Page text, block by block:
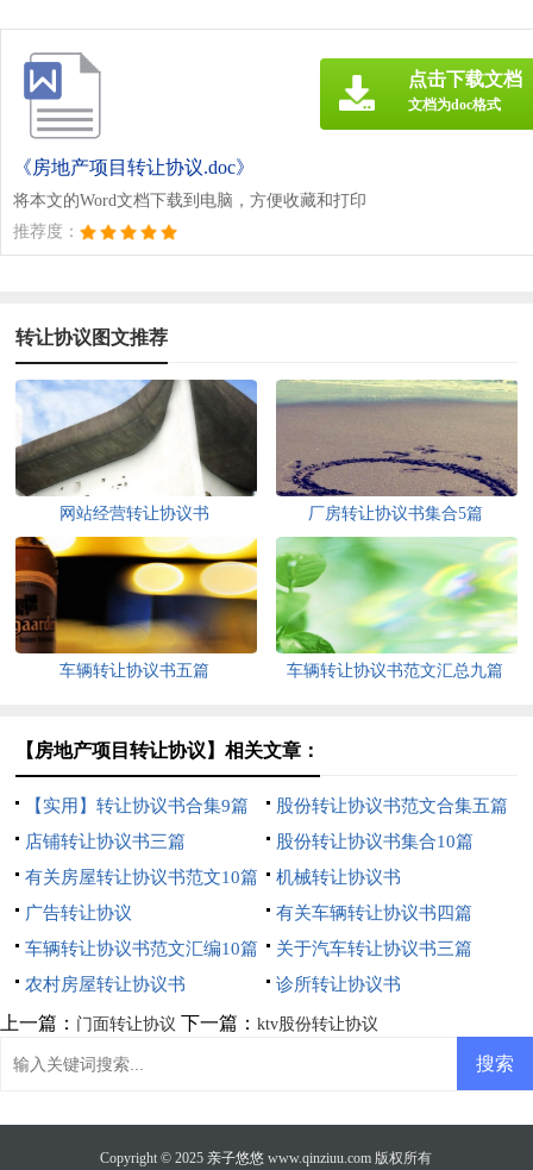
《房地产项目转让协议.doc》
将本文的Word文档下载到电脑，方便收藏和打印
推荐度：
点击下载文档
文档为doc格式
转让协议图文推荐
网站经营转让协议书 厂房转让协议书集合5篇
车辆转让协议书五篇 车辆转让协议书范文汇总九篇
【房地产项目转让协议】相关文章：
【实用】转让协议书合集9篇
股份转让协议书范文合集五篇
店铺转让协议书三篇
股份转让协议书集合10篇
有关房屋转让协议书范文10篇
机械转让协议书
广告转让协议
有关车辆转让协议书四篇
车辆转让协议书范文汇编10篇
关于汽车转让协议书三篇
农村房屋转让协议书
诊所转让协议书
上一篇： 门面转让协议 下一篇： ktv股份转让协议
Copyright © 2025亲子悠悠 www.qinziuu.com 版权所有